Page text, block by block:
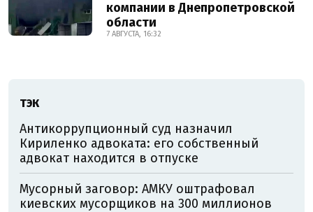
компании в Днепропетровской
области
7 АВГУСТА, 16:32
ТЭК
Антикоррупционный суд назначил
Кириленко адвоката: его собственный
адвокат находится в отпуске
Мусорный заговор: АМКУ оштрафовал
киевских мусорщиков на 300 миллионов